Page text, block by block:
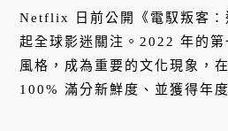
Netflix 日前公開《電馭叛客：
起全球影迷關注。2022 年的
風格，成為重要的文化現象，
100% 滿分新鮮度、並獲得年